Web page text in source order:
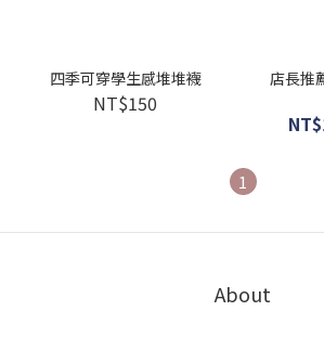
四季可穿學生感堆堆襪
NT$150
店長推
1
About